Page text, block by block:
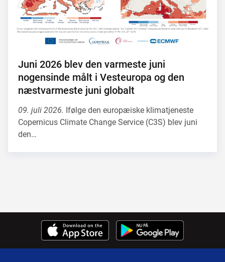
Juni 2026 blev den varmeste juni
nogensinde målt i Vesteuropa og den
næstvarmeste juni globalt
09. juli 2026. Ifølge den europæiske klimatjeneste
Copernicus Climate Change Service (C3S) blev juni
den…